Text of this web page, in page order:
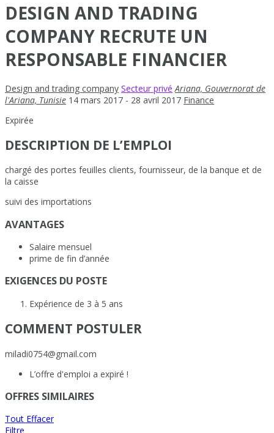
DESIGN AND TRADING
COMPANY RECRUTE UN
RESPONSABLE FINANCIER
Design and trading company Secteur privé Ariana, Gouvernorat de
l'Ariana, Tunisie 14 mars 2017 - 28 avril 2017 Finance
Expirée
DESCRIPTION DE L’EMPLOI
chargé des portes feuilles clients, fournisseur, de la banque et de
la caisse
suivi des importations
AVANTAGES
Salaire mensuel
prime de fin d’année
EXIGENCES DU POSTE
Expérience de 3 à 5 ans
COMMENT POSTULER
miladi0754@gmail.com
L’offre d'emploi a expiré !
OFFRES SIMILAIRES
Tout Effacer
Filtre